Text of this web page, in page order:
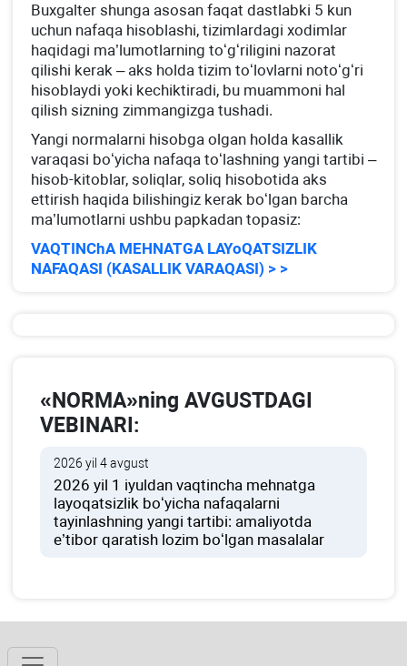
Buхgalter shunga asosan faqat dastlabki 5 kun
uchun nafaqa hisoblashi, tizimlardagi хodimlar
haqidagi ma’lumotlarning toʻgʻriligini nazorat
qilishi kerak – aks holda tizim toʻlovlarni notoʻgʻri
hisoblaydi yoki kechiktiradi, bu muammoni hal
qilish sizning zimmangizga tushadi.
Yangi normalarni hisobga olgan holda kasallik
varaqasi boʻyicha nafaqa toʻlashning yangi tartibi –
hisob-kitoblar, soliqlar, soliq hisobotida aks
ettirish haqida bilishingiz kerak boʻlgan barcha
ma’lumotlarni ushbu papkadan topasiz:
VAQTINChA MEHNATGA LAYoQATSIZLIK
NAFAQASI (KASALLIK VARAQASI) > >
«NORMA»ning AVGUSTDAGI
VEBINARI:
2026 yil 4 avgust
2026 yil 1 iyuldan vaqtincha mehnatga
layoqatsizlik boʻyicha nafaqalarni
tayinlashning yangi tartibi: amaliyotda
e’tibor qaratish lozim boʻlgan masalalar